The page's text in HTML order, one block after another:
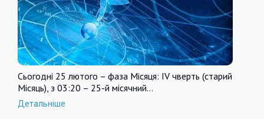
Сьогодні 25 лютого – фаза Місяця: IV чверть (старий
Місяць), з 03:20 – 25-й місячний…
Детальніше